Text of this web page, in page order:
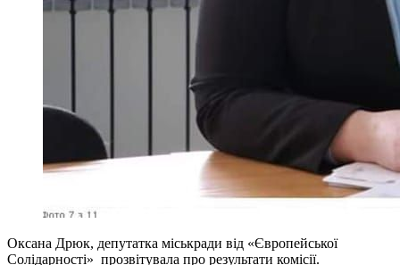
Оксана Дрюк, депутатка міськради від «Європейської
Солідарності» прозвітувала про результати комісії.